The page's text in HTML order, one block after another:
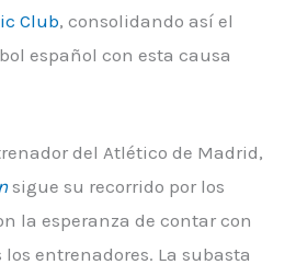
Club, consolidando así el
español con esta causa
del Atlético de Madrid,
sigue su recorrido por los
la esperanza de contar con
entrenadores. La subasta